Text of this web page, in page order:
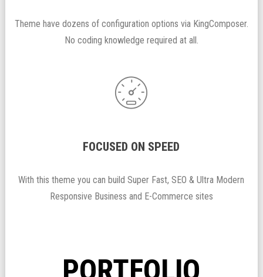
Theme have dozens of configuration options via KingComposer.
No coding knowledge required at all.
FOCUSED ON SPEED
With this theme you can build Super Fast, SEO & Ultra Modern
Responsive Business and E-Commerce sites